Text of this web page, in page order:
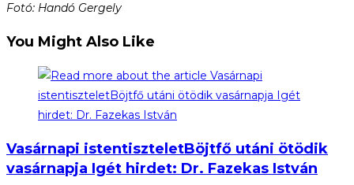
Fotó: Handó Gergely
You Might Also Like
Vasárnapi istentiszteletBöjtfő utáni ötödik
vasárnapja Igét hirdet: Dr. Fazekas István